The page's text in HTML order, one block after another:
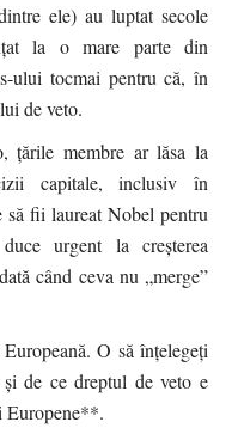
ele) au luptat secole
la o mare parte din
ului tocmai pentru că, în
de veto.
țările membre ar lăsa la
capitale, inclusiv în
să fii laureat Nobel pentru
urgent la creșterea
când ceva nu „merge”
O să înțelegeți
și de ce dreptul de veto e
Europene**.